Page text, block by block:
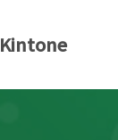
Kintone